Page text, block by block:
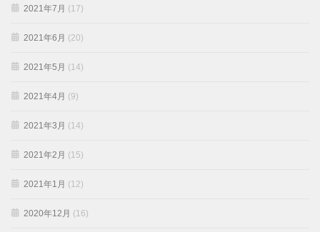
2021年7月 (17)
2021年6月 (20)
2021年5月 (14)
2021年4月 (9)
2021年3月 (14)
2021年2月 (15)
2021年1月 (12)
2020年12月 (16)